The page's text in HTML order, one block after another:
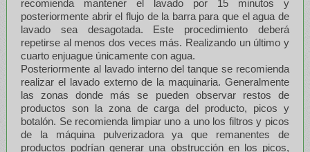
recomienda mantener el lavado por 15 minutos y
posteriormente abrir el flujo de la barra para que el agua de
lavado sea desagotada. Este procedimiento deberá
repetirse al menos dos veces más. Realizando un último y
cuarto enjuague únicamente con agua.
Posteriormente al lavado interno del tanque se recomienda
realizar el lavado externo de la maquinaria. Generalmente
las zonas donde más se pueden observar restos de
productos son la zona de carga del producto, picos y
botalón. Se recomienda limpiar uno a uno los filtros y picos
de la máquina pulverizadora ya que remanentes de
productos podrían generar una obstrucción en los picos,